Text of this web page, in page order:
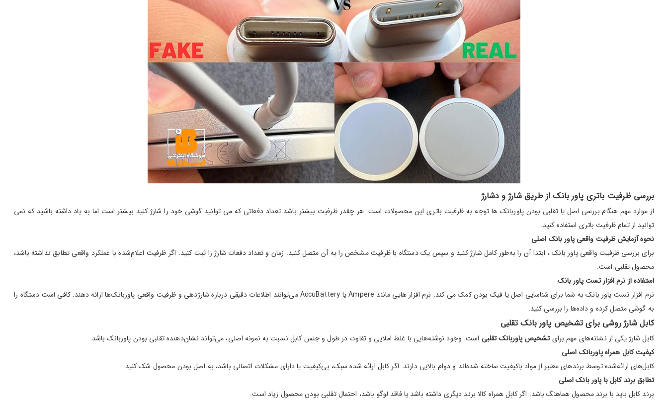
بررسی ظرفیت باتری پاور بانک از طریق شارژ و دشارژ
از موارد مهم هنگام بررسی اصل یا تقلبی بودن پاوربانک ها توجه به ظرفیت باتری این محصولات است. هر چقدر ظرفیت بیشتر باشد تعداد دفعاتی که می توانید گوشی خود را شارژ کنید بیشتر است اما به یاد داشته باشید که نمی
توانید از تمام ظرفیت باتری استفاده کنید.
نحوه آزمایش ظرفیت واقعی پاور بانک اصلی
برای بررسی ظرفیت واقعی پاور بانک ، ابتدا آن را به‌طور کامل شارژ کنید و سپس یک دستگاه با ظرفیت مشخص را به آن متصل کنید. زمان و تعداد دفعات شارژ را ثبت کنید. اگر ظرفیت اعلام‌شده با عملکرد واقعی تطابق نداشته باشد،
محصول تقلبی است.
استفاده از نرم افزار تست پاور بانک
نرم افزار تست پاور بانک به شما برای شناسایی اصل یا فیک بودن کمک می کند. نرم افزار هایی مانند Ampere یا AccuBattery می‌توانند اطلاعات دقیقی درباره شارژدهی و ظرفیت واقعی پاوربانک‌ها ارائه دهند. کافی است دستگاه را
به گوشی متصل کرده و داده‌ها را بررسی کنید.
کابل شارژ روشی برای تشخیص پاور بانک تقلبی
کابل شارژ یکی از نشانه‌های مهم برایتشخیص پاوربانک تقلبی است. وجود نوشته‌هایی با غلط املایی و تفاوت در طول و جنس کابل نسبت به نمونه اصلی، می‌تواند نشان‌دهنده تقلبی بودن پاوربانک باشد.
کیفیت کابل همراه پاوربانک اصلی
کابل‌های ارائه‌شده توسط برندهای معتبر از مواد باکیفیت ساخته شده‌اند و دوام بالایی دارند. اگر کابل ارائه شده سبک، بی‌کیفیت یا دارای مشکلات اتصالی باشد، به اصل بودن محصول شک کنید.
تطابق برند کابل با پاور بانک اصلی
برند کابل باید با برند محصول هماهنگ باشد. اگر کابل همراه کالا برند دیگری داشته باشد یا فاقد لوگو باشد، احتمال تقلبی بودن محصول زیاد است.